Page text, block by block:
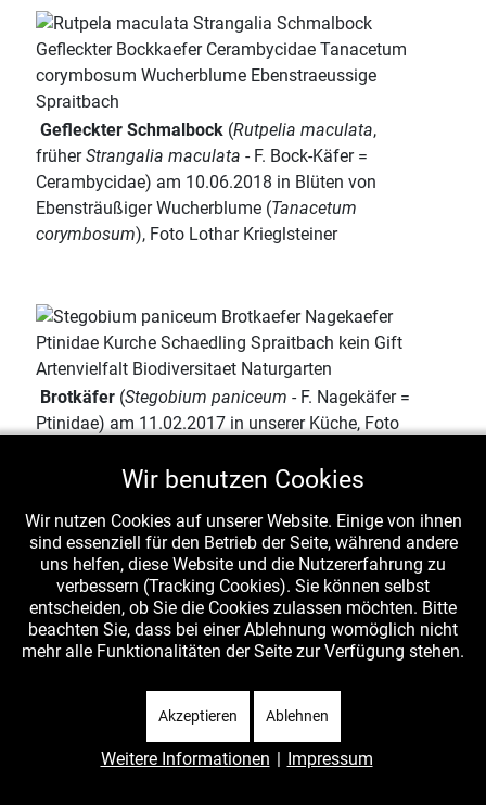
Gefleckter Schmalbock (Rutpelia maculata,
früherStrangalia maculata - F. Bock-Käfer =
Cerambycidae) am 10.06.2018 in Blüten von
Ebensträußiger Wucherblume (Tanacetum
corymbosum), Foto Lothar Krieglsteiner
Brotkäfer (Stegobium paniceum - F. Nagekäfer =
Ptinidae) am 11.02.2017 in unserer Küche, Foto
Auch "Schädlinge" tragen zur Artenvielfalt bei.
Wir benutzen Cookies
Wir nutzen Cookies auf unserer Website. Einige von ihnen
sind essenziell für den Betrieb der Seite, während andere
uns helfen, diese Website und die Nutzererfahrung zu
verbessern (Tracking Cookies). Sie können selbst
entscheiden, ob Sie die Cookies zulassen möchten. Bitte
beachten Sie, dass bei einer Ablehnung womöglich nicht
mehr alle Funktionalitäten der Seite zur Verfügung stehen.
Akzeptieren Ablehnen
Weitere Informationen | Impressum